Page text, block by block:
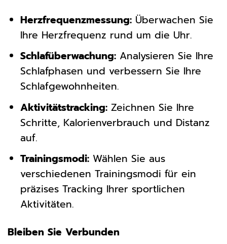
Herzfrequenzmessung:Überwachen Sie
Ihre Herzfrequenz rund um die Uhr.
Schlafüberwachung:Analysieren Sie Ihre
Schlafphasen und verbessern Sie Ihre
Schlafgewohnheiten.
Aktivitätstracking:Zeichnen Sie Ihre
Schritte, Kalorienverbrauch und Distanz
auf.
Trainingsmodi:Wählen Sie aus
verschiedenen Trainingsmodi für ein
präzises Tracking Ihrer sportlichen
Aktivitäten.
Bleiben Sie Verbunden